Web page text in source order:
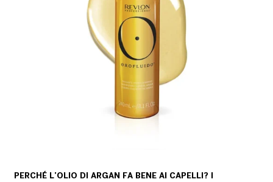
PERCHÉ L’OLIO DI ARGAN FA BENE AI CAPELLI? I